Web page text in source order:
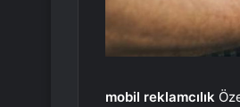
mobil reklamcılık